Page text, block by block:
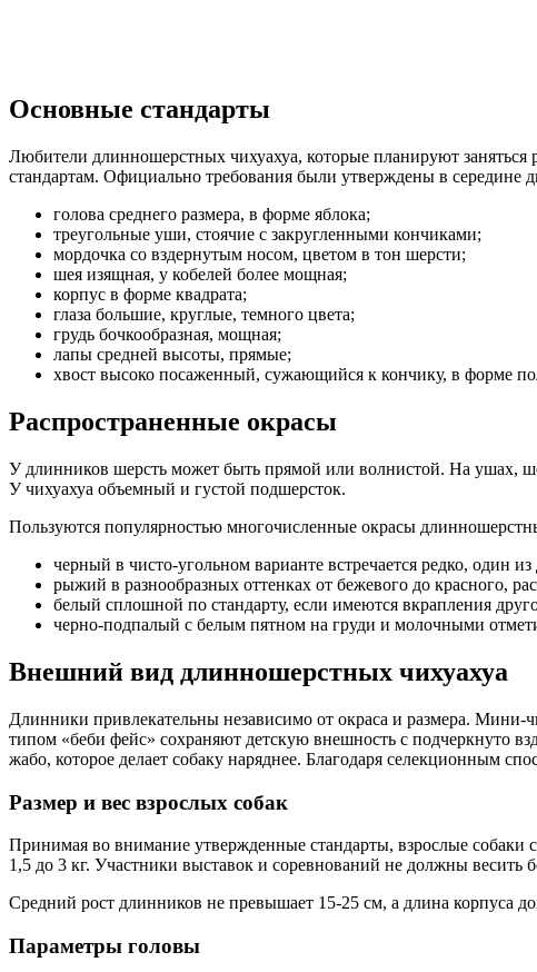
Основные стандарты
Любители длинношерстных чихуахуа, которые планируют заняться
стандартам. Официально требования были утверждены в середине
голова среднего размера, в форме яблока;
треугольные уши, стоячие с закругленными кончиками;
мордочка со вздернутым носом, цветом в тон шерсти;
шея изящная, у кобелей более мощная;
корпус в форме квадрата;
глаза большие, круглые, темного цвета;
грудь бочкообразная, мощная;
лапы средней высоты, прямые;
хвост высоко посаженный, сужающийся к кончику, в форме
Распространенные окрасы
У длинников шерсть может быть прямой или волнистой. На ушах,
У чихуахуа объемный и густой подшерсток.
Пользуются популярностью многочисленные окрасы
черный в чисто-угольном варианте встречается редко, один
рыжий в разнообразных оттенках от бежевого до красного,
белый сплошной по стандарту, если имеются вкрапления
черно-подпалый с белым пятном на груди и молочными
Внешний вид длинношерстных чихуахуа
Длинники привлекательны независимо от окраса и размера.
типом «беби фейс» сохраняют детскую внешность с подчеркнуто
жабо, которое делает собаку наряднее. Благодаря селекционным
Размер и вес взрослых собак
Принимая во внимание утвержденные стандарты, взрослые собаки
1,5 до 3 кг. Участники выставок и соревнований не должны весить
Средний рост длинников не превышает 15-25 см, а длина корпуса
Параметры головы